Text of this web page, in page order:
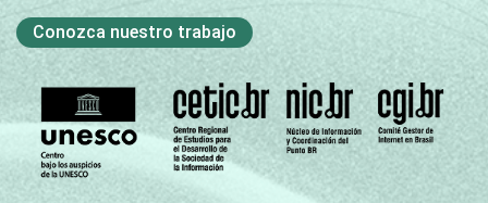
Conozca nuestro trabajo